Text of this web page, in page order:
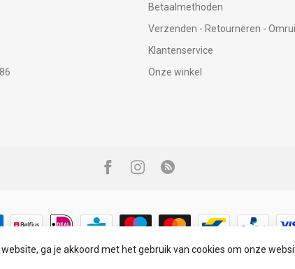
Betaalmethoden
Verzenden - Retourneren -
Klantenservice
Onze winkel
© Copyright 2026 Infinity Fashion
ga je akkoord met het gebruik van cookies om onze